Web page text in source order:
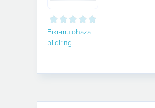
Fikr-mulohaza
bildiring